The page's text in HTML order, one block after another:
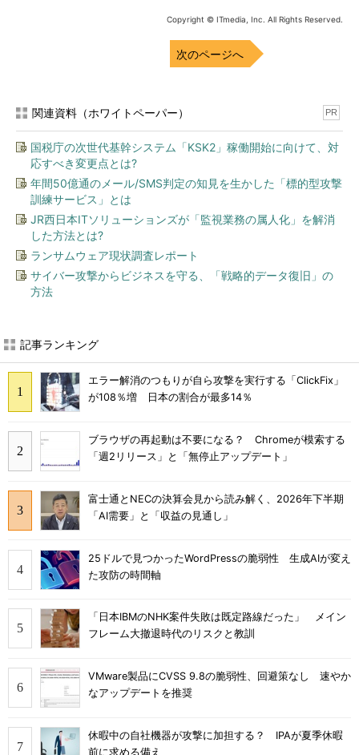
Copyright © ITmedia, Inc. All Rights Reserved.
次のページへ
関連資料（ホワイトペーパー） PR
国税庁の次世代基幹システム「KSK2」稼働開始に向けて、対
応すべき変更点とは?
年間50億通のメール/SMS判定の知見を生かした「標的型攻撃
訓練サービス」とは
JR西日本ITソリューションズが「監視業務の属人化」を解消
した方法とは?
ランサムウェア現状調査レポート
サイバー攻撃からビジネスを守る、「戦略的データ復旧」の
方法
記事ランキング
エラー解消のつもりが自ら攻撃を実行する「ClickFix」
が108％増 日本の割合が最多14％
ブラウザの再起動は不要になる？ Chromeが模索する
「週2リリース」と「無停止アップデート」
富士通とNECの決算会見から読み解く、2026年下半期
「AI需要」と「収益の見通し」
25ドルで見つかったWordPressの脆弱性 生成AIが変え
た攻防の時間軸
「日本IBMのNHK案件失敗は既定路線だった」 メイン
フレーム大撤退時代のリスクと教訓
VMware製品にCVSS 9.8の脆弱性、回避策なし 速やか
なアップデートを推奨
休暇中の自社機器が攻撃に加担する？ IPAが夏季休暇
前に求める備え